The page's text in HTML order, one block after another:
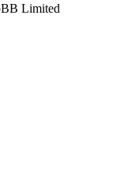
Limited